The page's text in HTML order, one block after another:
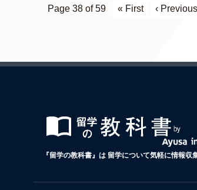
Page 38 of 59 « First ‹ Previous
『留学の教科書』は 留学について気軽に情報